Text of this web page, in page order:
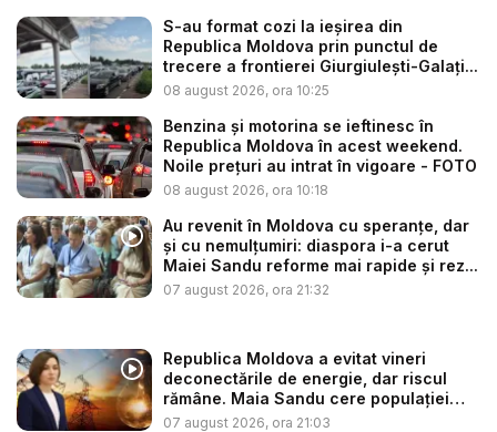
S-au format cozi la ieșirea din
Republica Moldova prin punctul de
trecere a frontierei Giurgiulești-Galați...
08 august 2026, ora 10:25
Benzina și motorina se ieftinesc în
Republica Moldova în acest weekend.
Noile prețuri au intrat în vigoare - FOTO
08 august 2026, ora 10:18
Au revenit în Moldova cu speranțe, dar
și cu nemulțumiri: diaspora i-a cerut
Maiei Sandu reforme mai rapide și rez...
07 august 2026, ora 21:32
Republica Moldova a evitat vineri
deconectările de energie, dar riscul
rămâne. Maia Sandu cere populației
să...
07 august 2026, ora 21:03